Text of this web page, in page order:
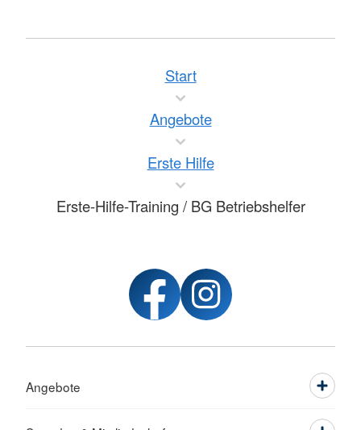
Start
Angebote
Erste Hilfe
Erste-Hilfe-Training / BG Betriebshelfer
Angebote